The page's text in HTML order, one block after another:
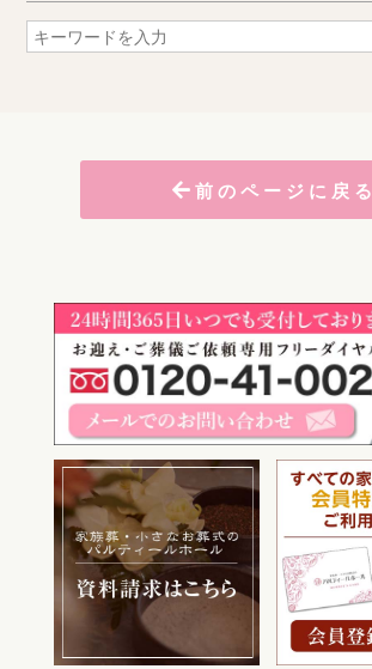
前のページに戻る